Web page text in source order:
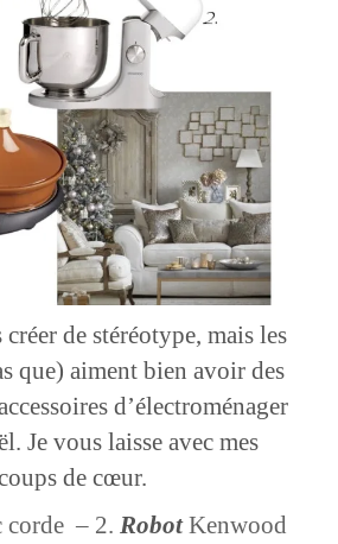
créer de stéréotype, mais les
que) aiment bien avoir des
d’électroménager
Je vous laisse avec mes
de cœur.
corde – 2. RobotKenwood